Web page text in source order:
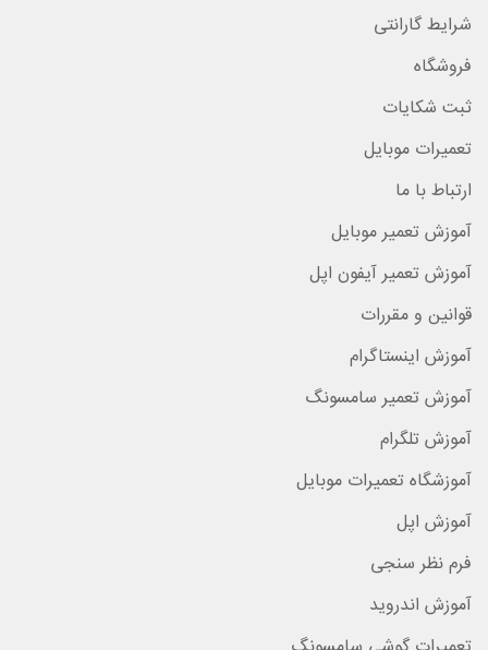
شرایط گارانتی
فروشگاه
ثبت شکایات
تعمیرات موبایل
ارتباط با ما
آموزش تعمیر موبایل
آموزش تعمیر آیفون اپل
قوانین و مقررات
آموزش اینستاگرام
آموزش تعمیر سامسونگ
آموزش تلگرام
آموزشگاه تعمیرات موبایل
آموزش اپل
فرم نظر سنجی
آموزش اندروید